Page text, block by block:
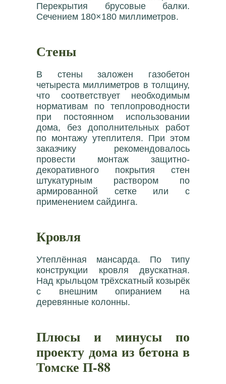
Перекрытия брусовые балки.
Сечением 180×180 миллиметров.
Стены
В стены заложен газобетон
четыреста миллиметров в толщину,
что соответствует необходимым
нормативам по теплопроводности
при постоянном использовании
дома, без дополнительных работ
по монтажу утеплителя. При этом
заказчику рекомендовалось
провести монтаж защитно-
декоративного покрытия стен
штукатурным раствором по
армированной сетке или с
применением сайдинга.
Кровля
Утеплённая мансарда. По типу
конструкции кровля двускатная.
Над крыльцом трёхскатный козырёк
с внешним опиранием на
деревянные колонны.
Плюсы и минусы по
проекту дома из бетона в
Томске П-88